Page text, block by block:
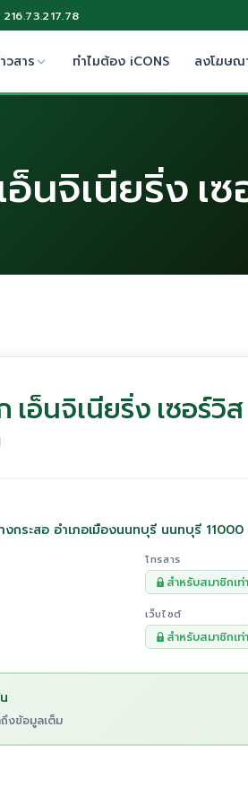
216.73.217.78
วสาร ทำไมต้อง iCONS ลงโฆษณ
นจิเนียริ่ง เ
เอ็นจิเนียริ่ง เซอร์วิ
ระสอ อำเภอเมืองนนทบุรี นนทบุรี 11000
โทรสาร
สำหรับสมาชิกเท่
เว็บไซต์
สำหรับสมาชิกเท่
งข้อมูลเต็ม